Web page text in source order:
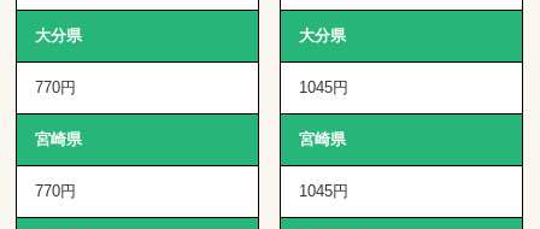
大分県
770円
宮崎県
770円
大分県
1045円
宮崎県
1045円